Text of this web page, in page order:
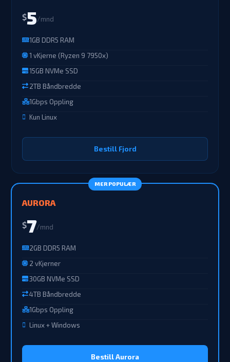
$5/mnd
1GB DDR5 RAM
1 vKjerne (Ryzen 9 7950x)
15GB NVMe SSD
2TB Båndbredde
1Gbps Oppling
Kun Linux
Bestill Fjord
MER POPULÆR
AURORA
$7/mnd
2GB DDR5 RAM
2 vKjerner
30GB NVMe SSD
4TB Båndbredde
1Gbps Oppling
Linux + Windows
Bestill Aurora